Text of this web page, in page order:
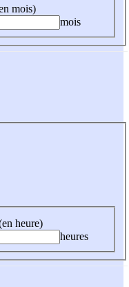
mois)
mois
heure)
heures